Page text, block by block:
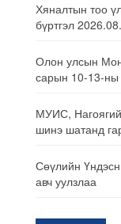
Хяналтын тоо
бүртгэл
Олон улсын
сарын 10-13-ны
МУИС,
шинэ шатанд
Сөүлийн
авч уулзлаа